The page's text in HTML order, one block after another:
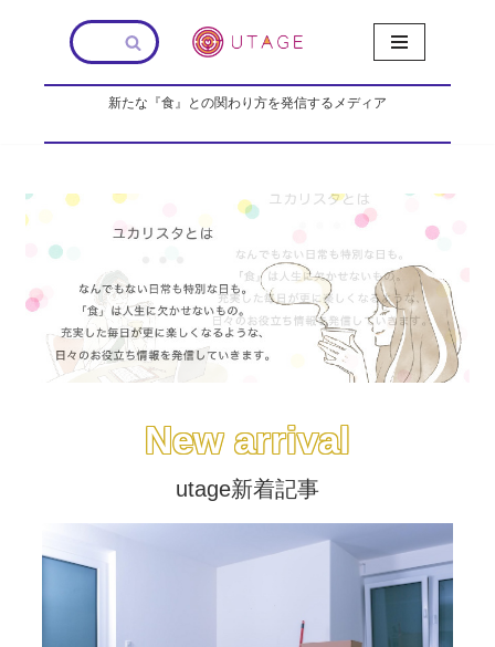
ス
キ
新たな『食』との関わり方を発信するメディア
New arrival
utage新着記事